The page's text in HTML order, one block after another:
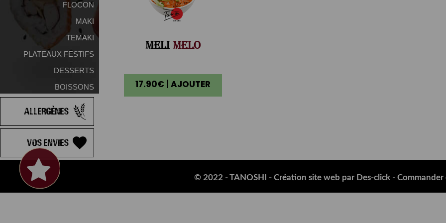
FLOCON
MAKI
TEMAKI
PLATEAUX FESTIFS
DESSERTS
BOISSONS
Allergènes
Vos Envies
MELIMELO
17.90€ | AJOUTER
© 2022 -TANOSHI - Création site web par Des-click - Commander